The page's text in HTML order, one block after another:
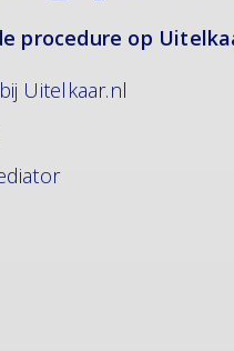
procedure op
Uitelkaar.nl